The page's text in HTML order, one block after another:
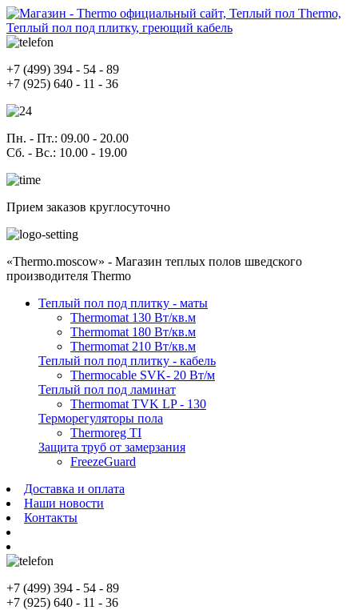
+7 (499) 394 - 54 - 89
+7 (925) 640 - 11 - 36
Пн. - Пт.: 09.00 - 20.00
Сб. - Вс.: 10.00 - 19.00
Прием заказов круглосуточно
«Thermo.moscow» - Магазин теплых полов шведского
производителя Thermo
Теплый пол под плитку - маты
Thermomat 130 Вт/кв.м
Thermomat 180 Вт/кв.м
Thermomat 210 Вт/кв.м
Теплый пол под плитку - кабель
Thermocable SVK- 20 Вт/м
Теплый пол под ламинат
Thermomat TVK LP - 130
Терморегуляторы пола
Thermoreg TI
Защита труб от замерзания
FreezeGuard
Доставка и оплата
Наши новости
Контакты
+7 (499) 394 - 54 - 89
+7 (925) 640 - 11 - 36